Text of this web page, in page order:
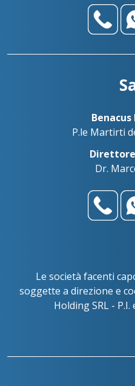
Benacus
P.le Martirti
Dr.
Le società facenti
soggette a direzione e
Holding SRL - P.I.